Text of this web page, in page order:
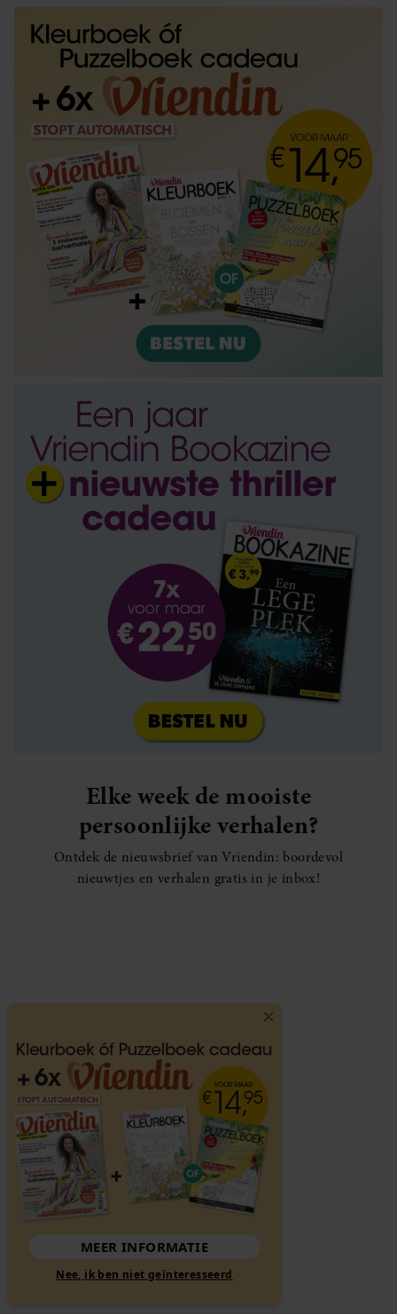
Elke week de mooiste
persoonlijke verhalen?
Ontdek de nieuwsbrief van Vriendin: boordevol
nieuwtjes en verhalen gratis in je inbox!
MEER INFORMATIE
Nee, ik ben niet geïnteresseerd